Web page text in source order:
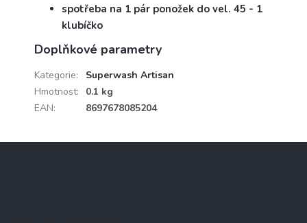
spotřeba na 1 pár ponožek do vel. 45 - 1
klubíčko
Doplňkové parametry
Kategorie:
Superwash Artisan
Hmotnost:
0.1 kg
EAN: 8697678085204